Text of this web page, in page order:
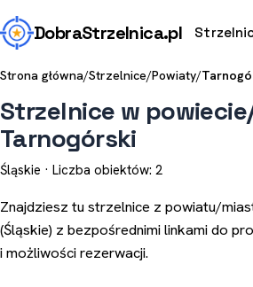
DobraStrzelnica.pl
Strona główna/Strzelnice/Powiaty/
Strzelnice w
Tarnogórski
Śląskie · Liczba obiektów: 2
Znajdziesz tu strzelnice z powiatu/
(Śląskie) z bezpośrednimi linkami do
i możliwości rezerwacji.